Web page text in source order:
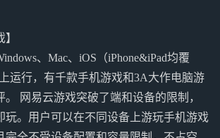
、Mac、iOS（iPhone&iPad均覆
运行，有千款手机游戏和3A大作电脑游
网易云游戏突破了端和设备的限制，
玩。用户可以在不同设备上游玩手机游戏